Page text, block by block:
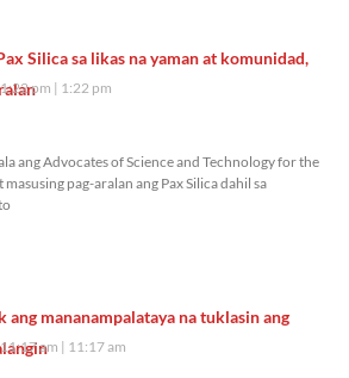
Silica sa likas na yaman at komunidad,
pm 1:22 pm
ang Advocates of Science and Technology for the
pag-aralan ang Pax Silica dahil sa
ang mananampalataya na tuklasin ang
am 11:17 am